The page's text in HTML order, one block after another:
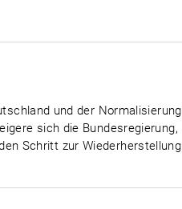
und der Normalisierung
sich die Bundesregierung,
Schritt zur Wiederherstellung